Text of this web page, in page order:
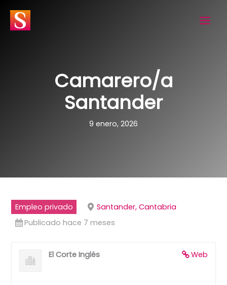
contenido
Camarero/a
Santander
9 enero, 2026
Empleo privado
Santander, Cantabria
Publicado hace 7 meses
Web
El Corte Inglés